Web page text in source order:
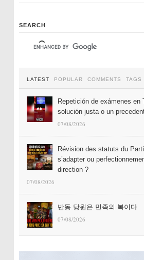
SEARCH
LATEST POPULAR COMMENTS TAGS
Repetición de exámenes en
solución justa o un
07/08/2026
Révision des statuts du
s’adapter ou
direction ?
07/08/2026
반동 당원은 민족의 복이다
07/08/2026